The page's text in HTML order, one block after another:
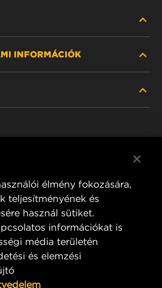
INFORMÁCIÓK
Poland
élmény fokozására,
teljesítményének és
használ sütiket.
információkat is
média területén
és elemzési